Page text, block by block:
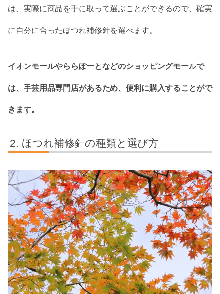
は、実際に商品を手に取って選ぶことができるので、確実
に自分に合ったほつれ補修針を選べます。
イオンモールやららぽーとなどのショッピングモールで
は、手芸用品専門店があるため、便利に購入することがで
きます。
ほつれ補修針の種類と選び方